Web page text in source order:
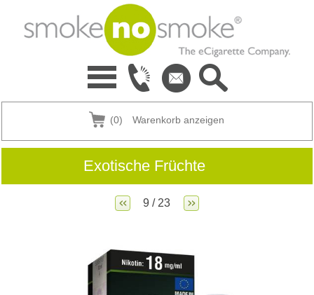
(0) Warenkorb anzeigen
Exotische Früchte
9 / 23